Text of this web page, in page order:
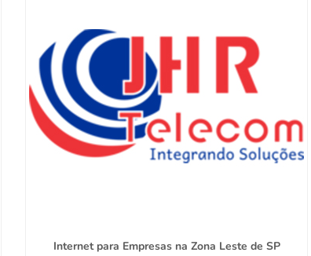
Internet para Empresas na Zona Leste de SP